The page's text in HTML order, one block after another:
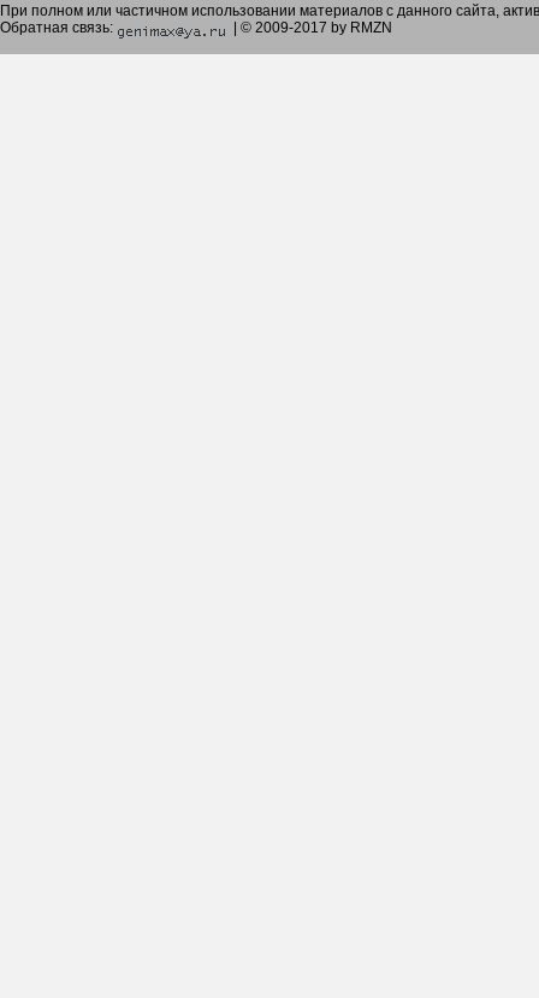
При полном или частичном использовании материалов с данного сайта,
Обратная связь:
| © 2009-2017 by RMZN